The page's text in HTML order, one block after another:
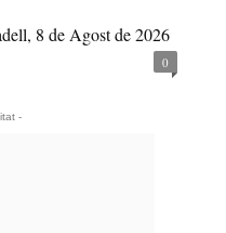
8 de Agost de 2026
0
-